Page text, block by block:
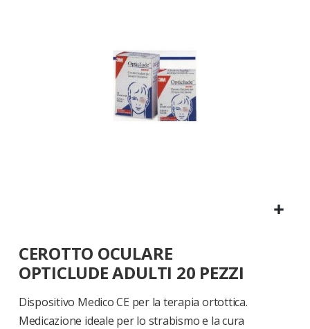
all'inizio
della
galleria
di
immagini
CEROTTO OCULARE
OPTICLUDE ADULTI 20 PEZZI
Dispositivo Medico CE per la terapia ortottica.
Medicazione ideale per lo strabismo e la cura